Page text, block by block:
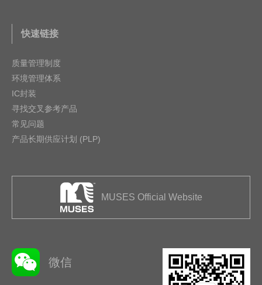
快速链接
质量管理制度
环境管理体系
IC封装
寻找交叉参考产品
常见问题
产品长期供应计划 (PLP)
MUSES Official Website
微信